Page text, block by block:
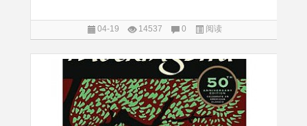
04-19 14537 0 阅读